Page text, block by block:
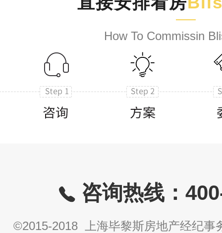
How To Commissin
咨询热线：
©2015-2018 上海毕黎斯房地产经纪事